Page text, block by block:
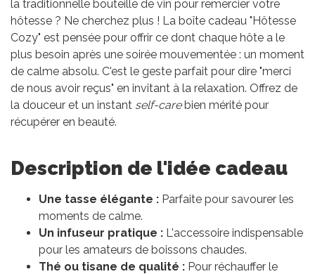
la traditionnelle bouteille de vin pour remercier votre
hôtesse ? Ne cherchez plus ! La boîte cadeau "Hôtesse
Cozy" est pensée pour offrir ce dont chaque hôte a le
plus besoin après une soirée mouvementée : un moment
de calme absolu. C'est le geste parfait pour dire "merci
de nous avoir reçus" en invitant à la relaxation. Offrez de
la douceur et un instant self-carebien mérité pour
récupérer en beauté.
Description de l'idée cadeau
Une tasse élégante : Parfaite pour savourer les
moments de calme.
Un infuseur pratique : L'accessoire indispensable
pour les amateurs de boissons chaudes.
Thé ou tisane de qualité : Pour réchauffer le